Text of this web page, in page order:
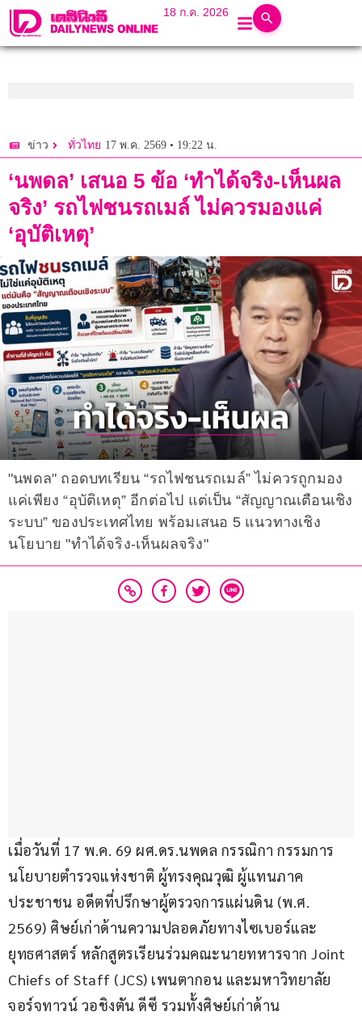
18 ก.ค. 2026
ข่าว ทั่วไทย 17 พ.ค. 2569 • 19:22 น.
‘นพดล’ เสนอ 5 ข้อ ‘ทำได้จริง-เห็นผล
จริง’ รถไฟชนรถเมล์ ไม่ควรมองแค่
‘อุบัติเหตุ’
"นพดล" ถอดบทเรียน “รถไฟชนรถเมล์” ไม่ควรถูกมอง
แค่เพียง “อุบัติเหตุ” อีกต่อไป แต่เป็น “สัญญาณเตือนเชิง
ระบบ” ของประเทศไทย พร้อมเสนอ 5 แนวทางเชิง
นโยบาย "ทำได้จริง-เห็นผลจริง"
เมื่อวันที่ 17 พ.ค. 69 ผศ.ดร.นพดล กรรณิกา กรรมการ
นโยบายตำรวจแห่งชาติ ผู้ทรงคุณวุฒิ ผู้แทนภาค
ประชาชน อดีตที่ปรึกษาผู้ตรวจการแผ่นดิน (พ.ศ.
2569) ศิษย์เก่าด้านความปลอดภัยทางไซเบอร์และ
ยุทธศาสตร์ หลักสูตรเรียนร่วมคณะนายทหารจาก Joint
Chiefs of Staff (JCS) เพนตากอน และมหาวิทยาลัย
จอร์จทาวน์ วอชิงตัน ดีซี รวมทั้งศิษย์เก่าด้าน